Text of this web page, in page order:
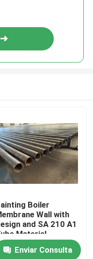
Boiler
Wall with
and SA 210 A1
Material
Enviar Consulta